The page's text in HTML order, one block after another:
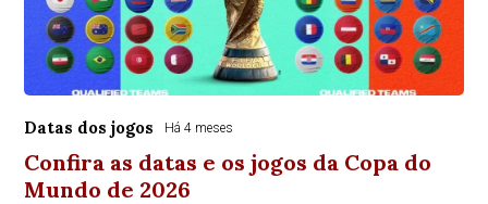
Datas dos jogos Há 4 meses
Confira as datas e os jogos da Copa do
Mundo de 2026